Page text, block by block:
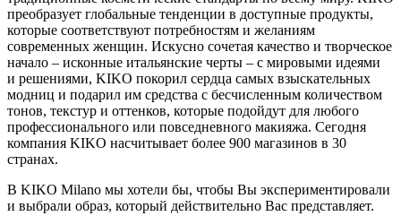
преобразует глобальные тенденции в доступные продукты,
которые соответствуют потребностям и желаниям
современных женщин. Искусно сочетая качество и творческое
начало – исконные итальянские черты – с мировыми идеями
и решениями, KIKO покорил сердца самых взыскательных
модниц и подарил им средства с бесчисленным количеством
тонов, текстур и оттенков, которые подойдут для любого
профессионального или повседневного макияжа. Сегодня
компания KIKO насчитывает более 900 магазинов в 30
странах.
В KIKO Milano мы хотели бы, чтобы Вы экспериментировали
и выбрали образ, который действительно Вас представляет.